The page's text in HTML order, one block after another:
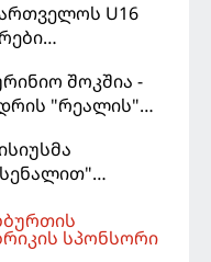
U16
ეტაპზე – A
შოკშია -
"რეალის"
და
სპონსორი